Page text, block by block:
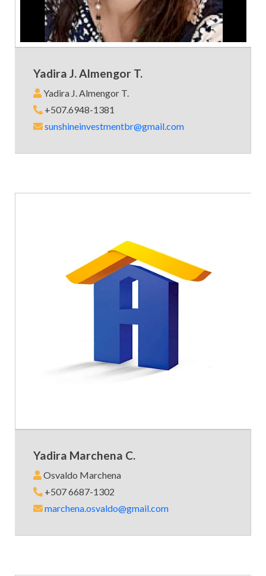
Yadira J. Almengor T.
Yadira J. Almengor T.
+507.6948-1381
sunshineinvestmentbr@gmail.com
Yadira Marchena C.
Osvaldo Marchena
+507 6687-1302
marchena.osvaldo@gmail.com